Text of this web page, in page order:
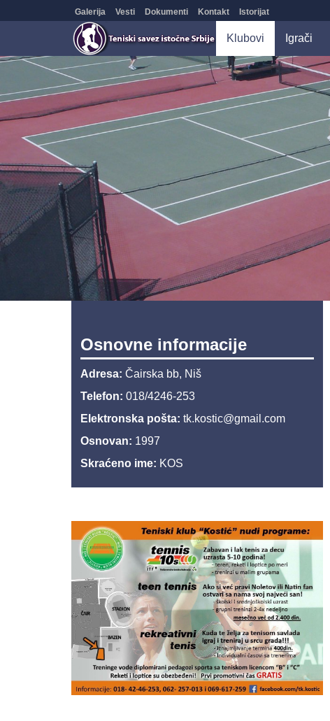
Galerija Vesti Dokumenti Kontakt Istorijat
Klubovi Igrači
Osnovne informacije
Adresa: Čairska bb, Niš
Telefon: 018/4246-253
Elektronska pošta: tk.kostic@gmail.com
Osnovan: 1997
Skraćeno ime: KOS